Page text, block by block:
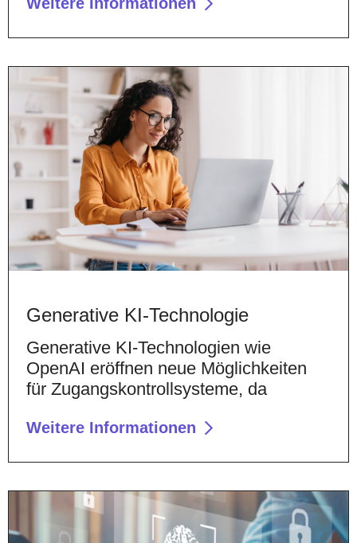
Generative KI-Technologie
Generative KI-Technologien wie
OpenAI eröffnen neue Möglichkeiten
für Zugangskontrollsysteme, da
Weitere Informationen